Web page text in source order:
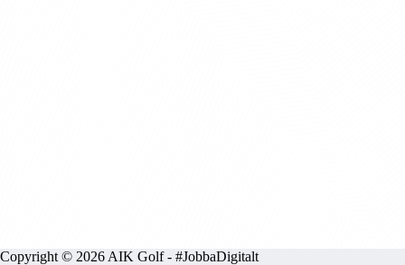
Copyright © 2026 AIK Golf - #JobbaDigitalt